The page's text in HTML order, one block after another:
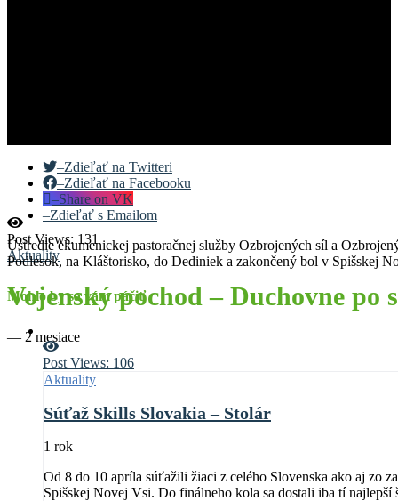
Post Views: 131
Aktuality
Vojenský pochod – Duchovne po
— 2 mesiace
–Zdieľať na Twitteri
–Zdieľať na Facebooku
–Share on VK
–Zdieľať s Emailom
Ústredie ekumenickej pastoračnej služby Ozbrojených síl a
Podlesok, na Kláštorisko, do Dediniek a zakončený bol v Spišskej
Mohlo by sa vám páčiť
Post Views: 106
Aktuality
Súťaž Skills Slovakia – Stolár
1 rok
Od 8 do 10 apríla súťažili žiaci z celého Slovenska ako aj zo
Spišskej Novej Vsi. Do finálneho kola sa dostali iba tí